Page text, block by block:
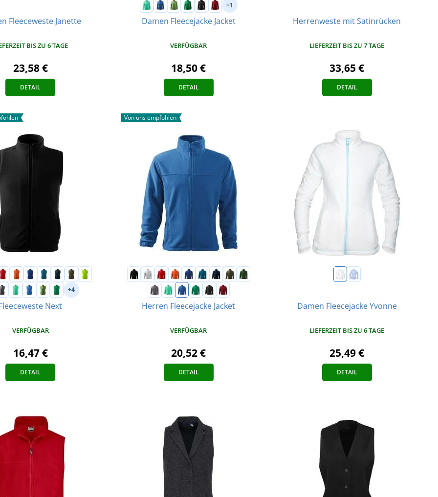
Fleeceweste Janette
BIS ZU 6 TAGE
23,58 €
DETAIL
+1
Damen Fleecejacke Jacket
VERFÜGBAR
18,50 €
DETAIL
Herrenweste mit Satinrücken
LIEFERZEIT BIS ZU 7 TAGE
33,65 €
DETAIL
+4
Next
VERFÜGBAR
16,47 €
DETAIL
Von uns empfohlen
Herren Fleecejacke Jacket
VERFÜGBAR
20,52 €
DETAIL
Damen Fleecejacke Yvonne
LIEFERZEIT BIS ZU 6 TAGE
25,49 €
DETAIL